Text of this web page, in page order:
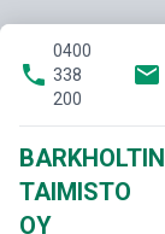
phone
0400
338
200
email
BARKHOLTIN
TAIMISTO
OY